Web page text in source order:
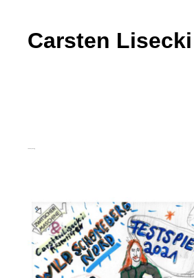
Carsten Lisecki
Carsten Lisecki